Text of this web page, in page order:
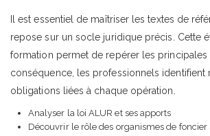
Il est essentiel de maîtriser les textes de
repose sur un socle juridique précis. Cette
formation permet de repérer les principales
conséquence, les professionnels identifient
obligations liées à chaque opération.
Analyser la loi ALUR et ses apports
Découvrir le rôle des organismes de foncier